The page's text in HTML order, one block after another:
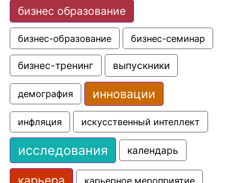
бизнес образование
бизнес-образование бизнес-семинар
бизнес-тренинг выпускники
демография инновации
инфляция искусственный интеллект
исследования календарь
карьерное мероприятие